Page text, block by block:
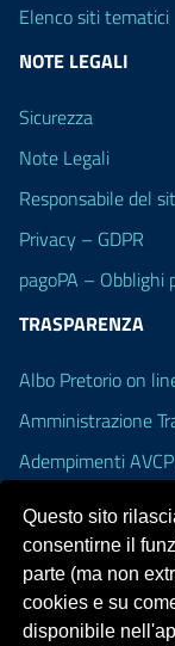
Elenco siti tematici
NOTE LEGALI
Sicurezza
Note Legali
Responsabile del
Privacy – GDPR
pagoPA – Obblighi
TRASPARENZA
Albo Pretorio on
Amministrazione
Adempimenti
Dichiarazione di
Questo sito
consentirne il
parte (ma non
cookies e su
disponibile